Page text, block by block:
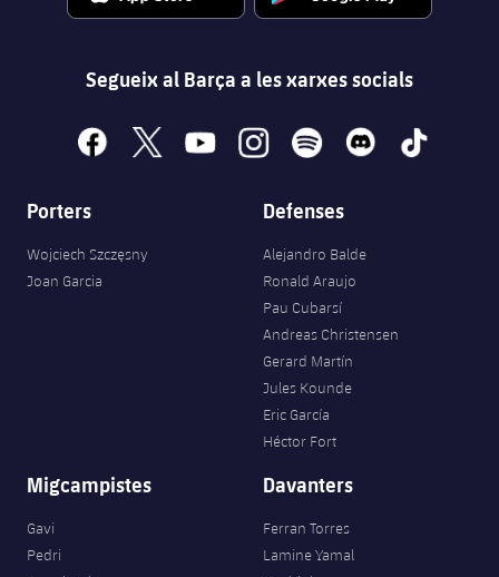
Segueix al Barça a les xarxes socials
facebook
x youtubeinstagramspotify discord tiktok
Porters
Wojciech Szczęsny
Joan Garcia
Defenses
Alejandro Balde
Ronald Araujo
Pau Cubarsí
Andreas Christensen
Gerard Martín
Jules Kounde
Eric García
Héctor Fort
Migcampistes
Gavi
Pedri
Davanters
Ferran Torres
Lamine Yamal